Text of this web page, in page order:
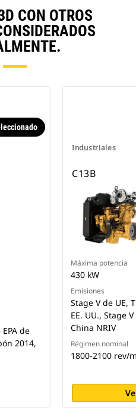
CON OTROS
de
2014,
Industriales
C13B
Máxima potencia
430 kW
Emisiones
Stage V de UE,
EE. UU., Stage
China NRIV
Régimen nominal
1800-2100 rev/